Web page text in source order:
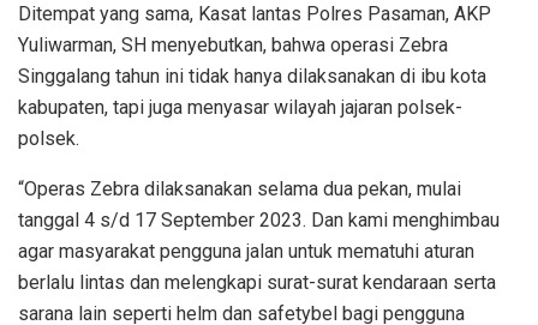
Ditempat yang sama, Kasat lantas Polres Pasaman, AKP
Yuliwarman, SH menyebutkan, bahwa operasi Zebra
Singgalang tahun ini tidak hanya dilaksanakan di ibu kota
kabupaten, tapi juga menyasar wilayah jajaran polsek-
polsek.
“Operas Zebra dilaksanakan selama dua pekan, mulai
tanggal 4 s/d 17 September 2023. Dan kami menghimbau
agar masyarakat pengguna jalan untuk mematuhi aturan
berlalu lintas dan melengkapi surat-surat kendaraan serta
sarana lain seperti helm dan safetybel bagi pengguna